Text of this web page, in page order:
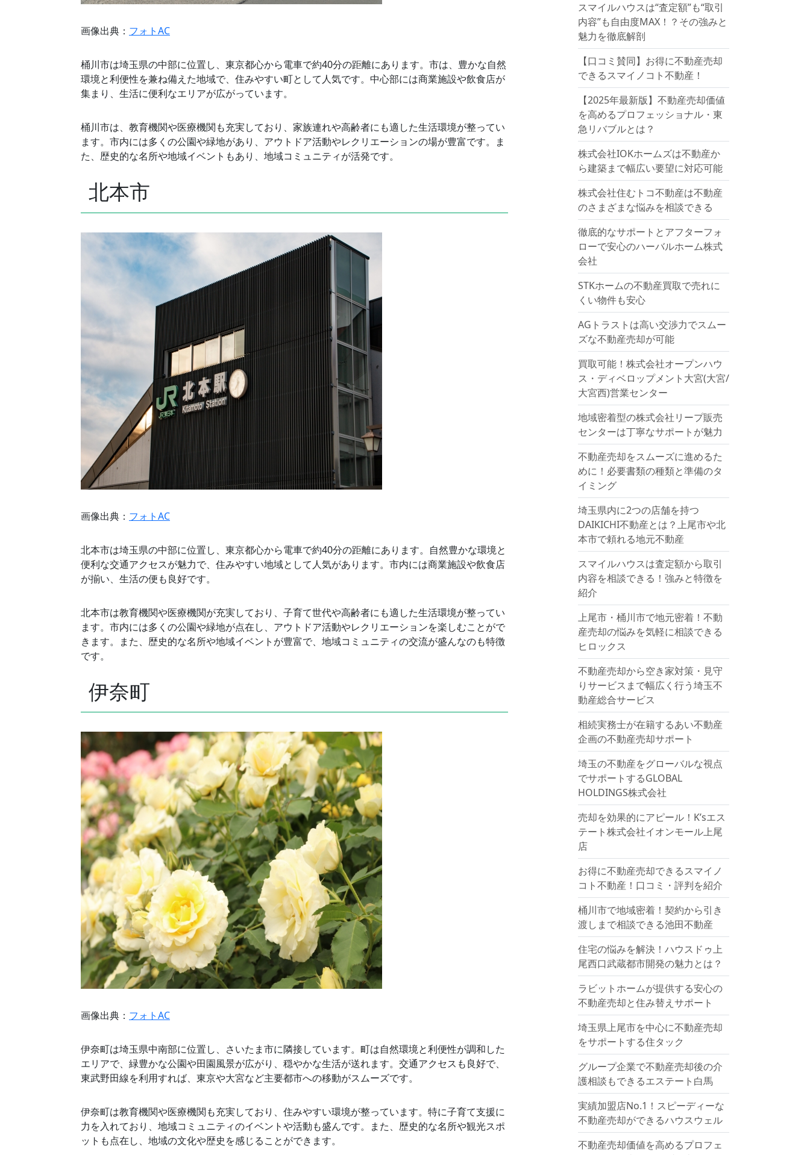
画像出典： フォトAC
桶川市は埼玉県の中部に位置し、東京都心から電車で約40分の距離にあります。市は、豊かな自然
環境と利便性を兼ね備えた地域で、住みやすい町として人気です。中心部には商業施設や飲食店が
集まり、生活に便利なエリアが広がっています。
桶川市は、教育機関や医療機関も充実しており、家族連れや高齢者にも適した生活環境が整ってい
ます。市内には多くの公園や緑地があり、アウトドア活動やレクリエーションの場が豊富です。ま
た、歴史的な名所や地域イベントもあり、地域コミュニティが活発です。
北本市
画像出典： フォトAC
北本市は埼玉県の中部に位置し、東京都心から電車で約40分の距離にあります。自然豊かな環境と
便利な交通アクセスが魅力で、住みやすい地域として人気があります。市内には商業施設や飲食店
が揃い、生活の便も良好です。
北本市は教育機関や医療機関が充実しており、子育て世代や高齢者にも適した生活環境が整ってい
ます。市内には多くの公園や緑地が点在し、アウトドア活動やレクリエーションを楽しむことがで
きます。また、歴史的な名所や地域イベントが豊富で、地域コミュニティの交流が盛んなのも特徴
です。
伊奈町
画像出典： フォトAC
伊奈町は埼玉県中南部に位置し、さいたま市に隣接しています。町は自然環境と利便性が調和した
エリアで、緑豊かな公園や田園風景が広がり、穏やかな生活が送れます。交通アクセスも良好で、
東武野田線を利用すれば、東京や大宮など主要都市への移動がスムーズです。
伊奈町は教育機関や医療機関も充実しており、住みやすい環境が整っています。特に子育て支援に
力を入れており、地域コミュニティのイベントや活動も盛んです。また、歴史的な名所や観光スポ
ットも点在し、地域の文化や歴史を感じることができます。
スマイルハウスは“査定額”も“取引
内容”も自由度MAX！？その強みと
魅力を徹底解剖
【口コミ賛同】お得に不動産売却
できるスマイノコト不動産！
【2025年最新版】不動産売却価値
を高めるプロフェッショナル・東
急リバブルとは？
株式会社IOKホームズは不動産か
ら建築まで幅広い要望に対応可能
株式会社住むトコ不動産は不動産
のさまざまな悩みを相談できる
徹底的なサポートとアフターフォ
ローで安心のハーバルホーム株式
会社
STKホームの不動産買取で売れに
くい物件も安心
AGトラストは高い交渉力でスムー
ズな不動産売却が可能
買取可能！株式会社オープンハウ
ス・ディベロップメント大宮(大宮/
大宮西)営業センター
地域密着型の株式会社リープ販売
センターは丁寧なサポートが魅力
不動産売却をスムーズに進めるた
めに！必要書類の種類と準備のタ
イミング
埼玉県内に2つの店舗を持つ
DAIKICHI不動産とは？上尾市や北
本市で頼れる地元不動産
スマイルハウスは査定額から取引
内容を相談できる！強みと特徴を
紹介
上尾市・桶川市で地元密着！不動
産売却の悩みを気軽に相談できる
ヒロックス
不動産売却から空き家対策・見守
りサービスまで幅広く行う埼玉不
動産総合サービス
相続実務士が在籍するあい不動産
企画の不動産売却サポート
埼玉の不動産をグローバルな視点
でサポートするGLOBAL
HOLDINGS株式会社
売却を効果的にアピール！K’sエス
テート株式会社イオンモール上尾
店
お得に不動産売却できるスマイノ
コト不動産！口コミ・評判を紹介
桶川市で地域密着！契約から引き
渡しまで相談できる池田不動産
住宅の悩みを解決！ハウスドゥ上
尾西口武蔵都市開発の魅力とは？
ラビットホームが提供する安心の
不動産売却と住み替えサポート
埼玉県上尾市を中心に不動産売却
をサポートする住タック
グループ企業で不動産売却後の介
護相談もできるエステート白馬
実績加盟店No.1！スピーディーな
不動産売却ができるハウスウェル
不動産売却価値を高めるプロフェ